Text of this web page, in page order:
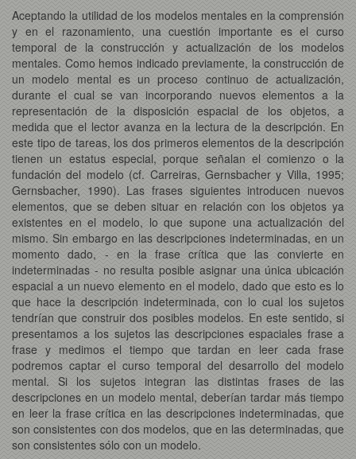
Aceptando la utilidad de los modelos mentales en la comprensión
y en el razonamiento, una cuestión importante es el curso
temporal de la construcción y actualización de los modelos
mentales. Como hemos indicado previamente, la construcción de
un modelo mental es un proceso continuo de actualización,
durante el cual se van incorporando nuevos elementos a la
representación de la disposición espacial de los objetos, a
medida que el lector avanza en la lectura de la descripción. En
este tipo de tareas, los dos primeros elementos de la descripción
tienen un estatus especial, porque señalan el comienzo o la
fundación del modelo (cf. Carreiras, Gernsbacher y Villa, 1995;
Gernsbacher, 1990). Las frases siguientes introducen nuevos
elementos, que se deben situar en relación con los objetos ya
existentes en el modelo, lo que supone una actualización del
mismo. Sin embargo en las descripciones indeterminadas, en un
momento dado, - en la frase crítica que las convierte en
indeterminadas - no resulta posible asignar una única ubicación
espacial a un nuevo elemento en el modelo, dado que esto es lo
que hace la descripción indeterminada, con lo cual los sujetos
tendrían que construir dos posibles modelos. En este sentido, si
presentamos a los sujetos las descripciones espaciales frase a
frase y medimos el tiempo que tardan en leer cada frase
podremos captar el curso temporal del desarrollo del modelo
mental. Si los sujetos integran las distintas frases de las
descripciones en un modelo mental, deberían tardar más tiempo
en leer la frase crítica en las descripciones indeterminadas, que
son consistentes con dos modelos, que en las determinadas, que
son consistentes sólo con un modelo.